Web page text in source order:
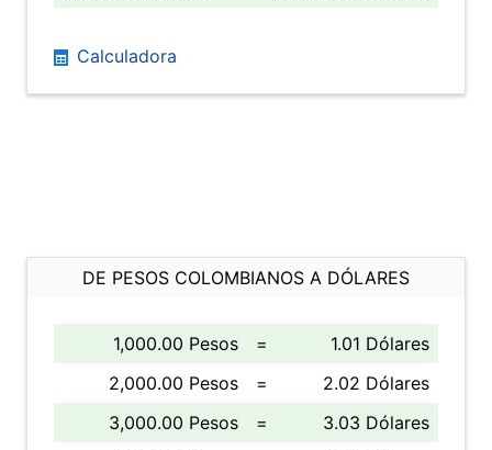
Calculadora
DE PESOS COLOMBIANOS A DÓLARES
1,000.00 Pesos =
1.01 Dólares
2,000.00 Pesos
=
2.02 Dólares
3,000.00 Pesos
=
3.03 Dólares